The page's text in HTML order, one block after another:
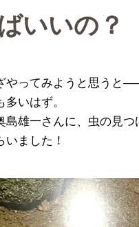
いいの？
やってみようと思うと
いはず。
雄一さんに、虫の見つ
ました！